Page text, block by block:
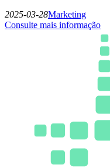
2025-03-28Marketing
Consulte mais informação